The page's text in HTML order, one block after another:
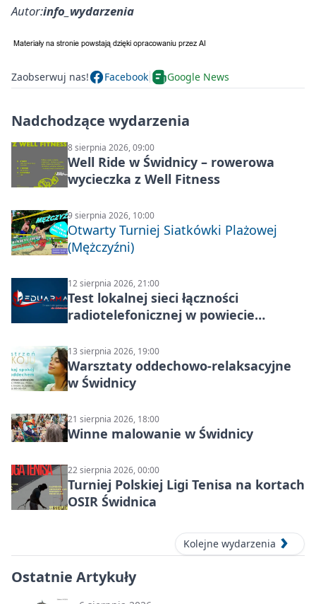
Autor:info_wydarzenia
Zaobserwuj nas! Facebook Google News
Nadchodzące wydarzenia
8 sierpnia 2026, 09:00
Well Ride w Świdnicy – rowerowa
wycieczka z Well Fitness
9 sierpnia 2026, 10:00
Otwarty Turniej Siatkówki Plażowej
(Mężczyźni)
12 sierpnia 2026, 21:00
Test lokalnej sieci łączności
radiotelefonicznej w powiecie
13 sierpnia 2026, 19:00
Warsztaty oddechowo-relaksacyjne
w Świdnicy
21 sierpnia 2026, 18:00
Winne malowanie w Świdnicy
22 sierpnia 2026, 00:00
Turniej Polskiej Ligi Tenisa na kortach
OSIR Świdnica
Kolejne wydarzenia
Ostatnie Artykuły